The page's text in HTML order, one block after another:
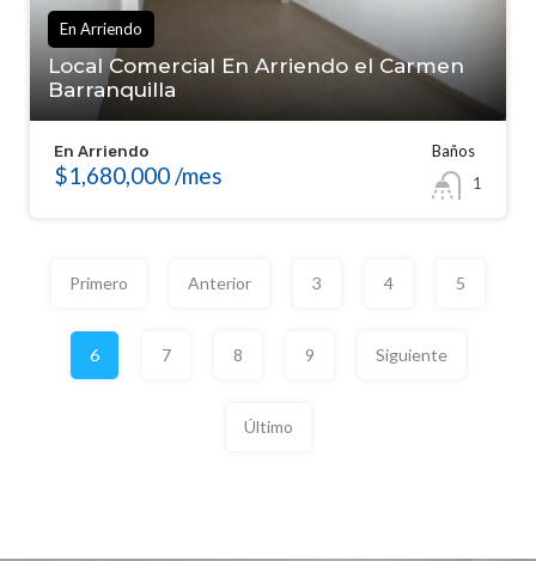
En Arriendo
Local Comercial En Arriendo el Carmen
Barranquilla
En Arriendo
$1,680,000 /mes
Baños
1
Primero Anterior 3 4 5
6 7 8 9 Siguiente
Último